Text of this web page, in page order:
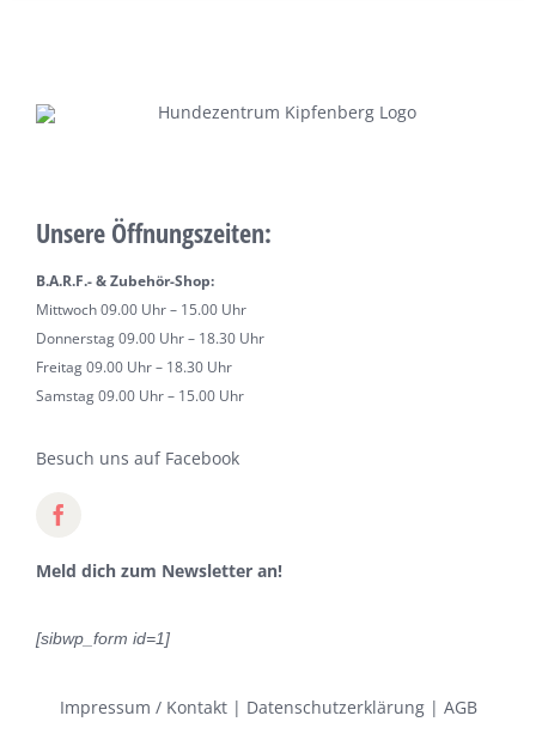
Unsere Öffnungszeiten:
B.A.R.F.- & Zubehör-Shop:
Mittwoch 09.00 Uhr – 15.00 Uhr
Donnerstag 09.00 Uhr – 18.30 Uhr
Freitag 09.00 Uhr – 18.30 Uhr
Samstag 09.00 Uhr – 15.00 Uhr
Besuch uns auf Facebook
Meld dich zum Newsletter an!
[sibwp_form id=1]
Impressum / Kontakt| Datenschutzerklärung| AGB